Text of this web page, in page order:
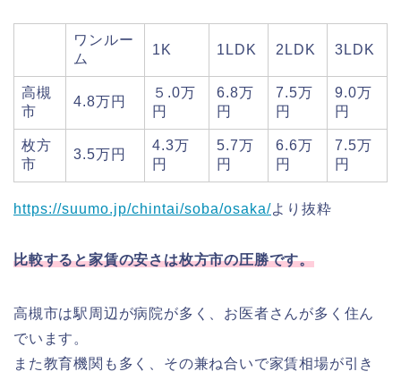
ワンルー
ム
1K 1LDK 2LDK 3LDK
高槻
市
4.8万円
５.0万
円
6.8万
円
7.5万
円
9.0万
円
枚方
市
3.5万円
4.3万
円
5.7万
円
6.6万
円
7.5万
円
https://suumo.jp/chintai/soba/osaka/より抜粋
比較すると家賃の安さは枚方市の圧勝です。
高槻市は駅周辺が病院が多く、お医者さんが多く住ん
でいます。
また教育機関も多く、その兼ね合いで家賃相場が引き